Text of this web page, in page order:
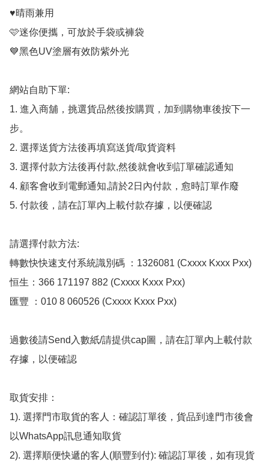
♥️晴雨兼用
🩷迷你便攜，可放於手袋或褲袋
💙黑色UV塗層有效防紫外光
網站自助下單:
1. 進入商舖，挑選貨品然後按購買，加到購物車後按下一
步。
2. 選擇送貨方法後再填寫送貨/取貨資料
3. 選擇付款方法後再付款,然後就會收到訂單確認通知
4. 顧客會收到電郵通知,請於2日內付款，愈時訂單作廢
5. 付款後，請在訂單內上載付款存據，以便確認
請選擇付款方法:
轉數快快速支付系統識別碼 ：1326081 (Cxxxx Kxxx Pxx)
恒生：366 171197 882 (Cxxxx Kxxx Pxx)
匯豐 ：010 8 060526 (Cxxxx Kxxx Pxx)
過數後請Send入數紙/請提供cap圖，請在訂單內上載付款
存據，以便確認
取貨安排：
1). 選擇門市取貨的客人：確認訂單後，貨品到達門市後會
以WhatsApp訊息通知取貨
2). 選擇順便快遞的客人(順豐到付): 確認訂單後，如有現貨